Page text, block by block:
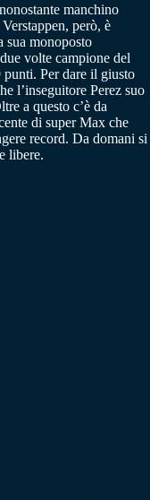
manchino
però, è
sua monoposto
volte campione del
punti. Per dare il giusto
l’inseguitore Perez suo
a questo c’è da
di super Max che
record. Da domani si
libere.